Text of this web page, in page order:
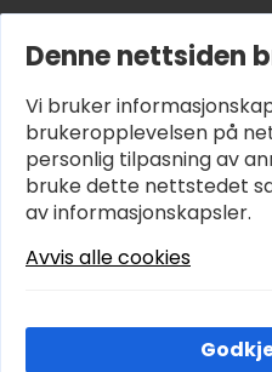
OM OSS
KJØPSVILKÅR OG
PERSONVERN
Denne nettsiden
Vi bruker
brukeropplevelsen på
personlig tilpasning av
bruke dette nettstedet
av informasjonskapsler.
Avvis alle cookies